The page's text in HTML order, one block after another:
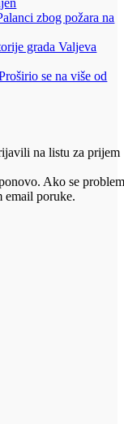
zbog požara na
grada Valjeva
se na više od
na listu za prijem
Ako se
email poruke.